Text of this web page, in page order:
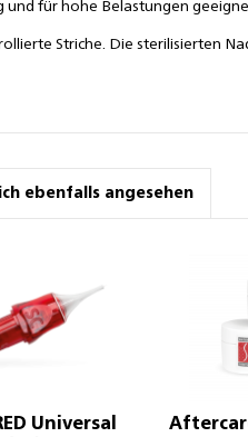
und für hohe Belastungen
Striche. Die sterilisierten
ebenfalls angesehen
Universal